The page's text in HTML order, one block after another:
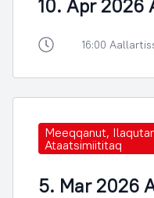
10. Apr 2026
16:00
Meeqqanut,
Ataatsimiititaq
5. Mar 2026